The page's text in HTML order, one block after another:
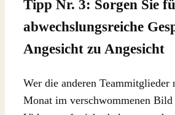
Tipp Nr. 3: Sorgen Sie
abwechslungsreiche
Angesicht zu Angesicht
Wer die anderen Teammitglieder
Monat im verschwommenen Bild